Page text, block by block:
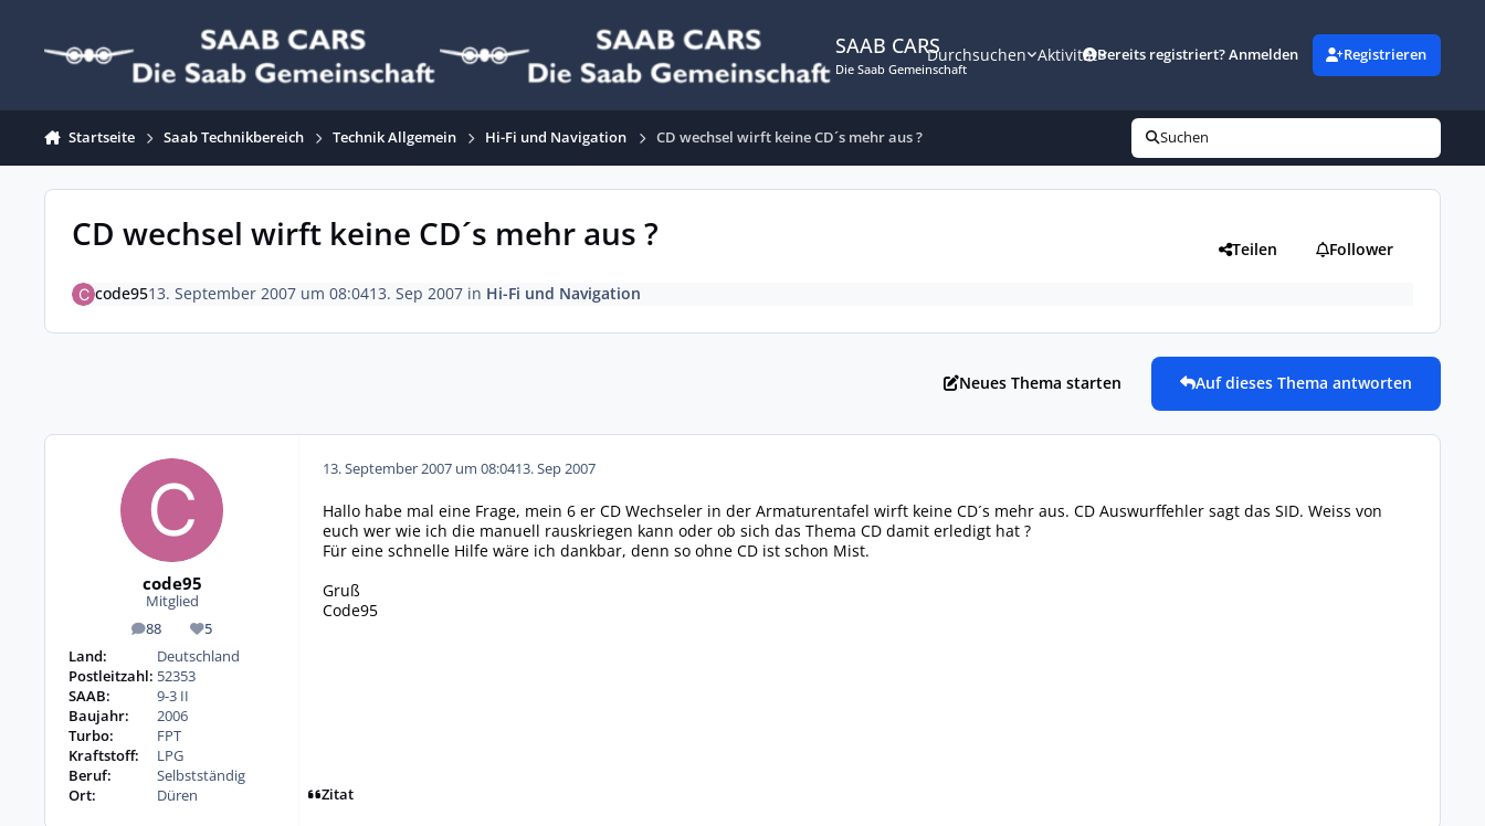
SAAB CARS
Die Saab Gemeinschaft
Durchsuchen AktivitätBereits registriert? Anmelden Registrieren
Startseite Saab Technikbereich Technik Allgemein Hi-Fi und Navigation CD wechsel wirft keine CD´s mehr aus ? Suchen
CD wechsel wirft keine CD´s mehr aus ? Teilen Follower
code9513. September 2007 um 08:0413. Sep 2007in Hi-Fi und Navigation
Neues Thema starten Auf dieses Thema antworten
code95
Mitglied
88
Beiträge 5
Reputation
Land:
Deutschland
Postleitzahl: 52353
SAAB:
9-3 II
Baujahr:
2006
Turbo:
FPT
Kraftstoff:
LPG
Beruf:
Selbstständig
Ort:
Düren
13. September 2007 um 08:0413. Sep 2007
Hallo habe mal eine Frage, mein 6 er CD Wechseler in der Armaturentafel wirft keine CD´s mehr aus. CD Auswurffehler sagt das SID. Weiss von
euch wer wie ich die manuell rauskriegen kann oder ob sich das Thema CD damit erledigt hat ?
Für eine schnelle Hilfe wäre ich dankbar, denn so ohne CD ist schon Mist.
Gruß
Code95
Zitat